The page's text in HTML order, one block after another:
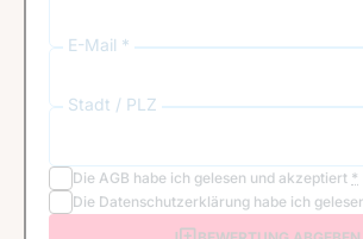
E-Mail *
Stadt / PLZ
Die AGB habe ich gelesen und akzeptiert *
Die Datenschutzerklärung habe ich